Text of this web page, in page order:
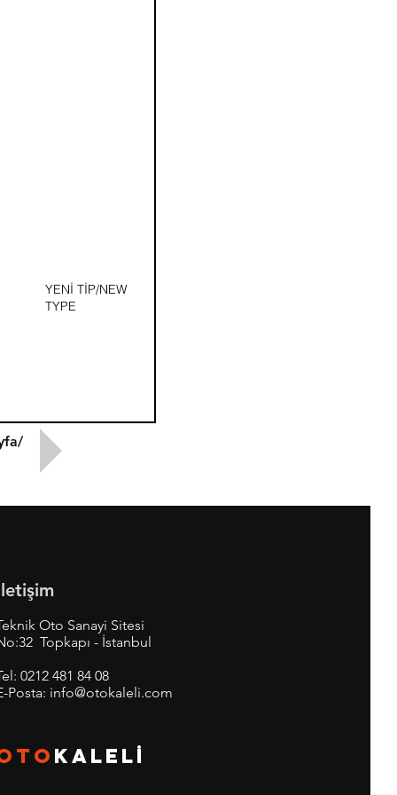
YENİ TİP/NEW
TYPE
Oto Sanayi Sitesi
Topkapı - İstanbul
0212 481 84 08
Posta: info@otokaleli.com
KALELİ